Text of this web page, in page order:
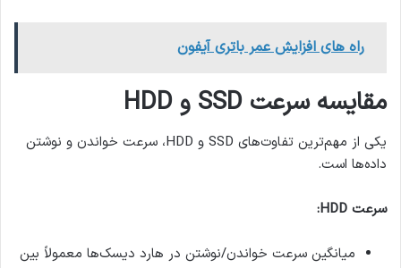
راه های افزایش عمر باتری آیفون
مقایسه سرعت و
یکی از مهم‌ترین تفاوت‌های SSD و HDD، سرعت خواندن و نوشتن
داده‌ها است.
سرعت
میانگین سرعت خواندن/نوشتن در هارد دیسک‌ها معمولاً بین